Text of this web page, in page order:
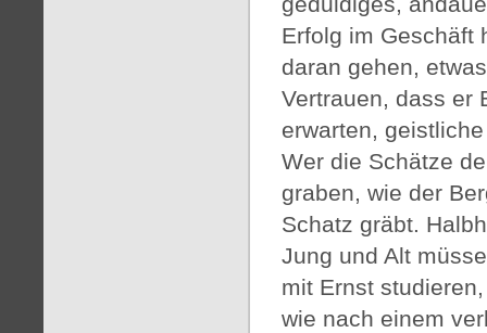
Erfolg im Geschäft
daran gehen,
Vertrauen, dass er
erwarten,
Wer die Schätze
graben, wie der
Schatz gräbt.
Jung und Alt
mit Ernst
wie nach einem